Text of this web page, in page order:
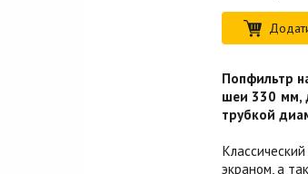
Попфильтр
шеи 330 мм,
трубкой
экраном, а